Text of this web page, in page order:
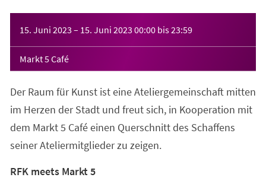
15. Juni 2023 – 15. Juni 2023 00:00 bis23:59
Markt 5 Café
Der Raum für Kunst ist eine Ateliergemeinschaft mitten
im Herzen der Stadt und freut sich, in Kooperation mit
dem Markt 5 Café einen Querschnitt des Schaffens
seiner Ateliermitglieder zu zeigen.
RFK meets Markt 5